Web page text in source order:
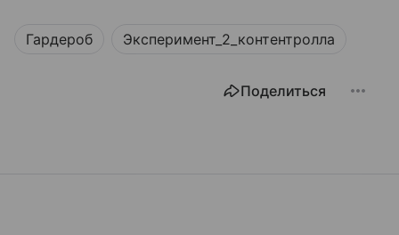
Гардероб Эксперимент_2_контентролла
Поделиться